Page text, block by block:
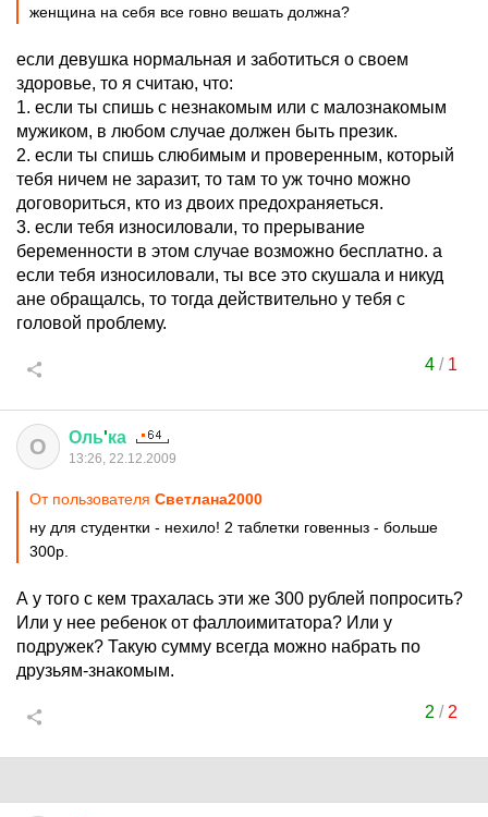
женщина на себя все говно вешать должна?
если девушка нормальная и заботиться о своем
здоровье, то я считаю, что:
1. если ты спишь с незнакомым или с малознакомым
мужиком, в любом случае должен быть презик.
2. если ты спишь слюбимым и проверенным, который
тебя ничем не заразит, то там то уж точно можно
договориться, кто из двоих предохраняеться.
3. если тебя износиловали, то прерывание
беременности в этом случае возможно бесплатно. а
если тебя износиловали, ты все это скушала и никуд
ане обращалсь, то тогда действительно у тебя с
головой проблему.
4/ 1
О Оль'ка
13:26, 22.12.2009
От пользователя Cвeтлaнa2000
ну для студентки - нехило! 2 таблетки говенныз - больше
300р.
А у того с кем трахалась эти же 300 рублей попросить?
Или у нее ребенок от фаллоимитатора? Или у
подружек? Такую сумму всегда можно набрать по
друзьям-знакомым.
2 / 2